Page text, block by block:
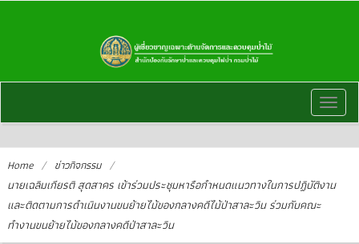
Home / ข่าวกิจกรรม /
นายเฉลิมเกียรติ สุดสาคร เข้าร่วมประชุมหารือกำหนดแนวทางในการปฏิบัติงาน
และติดตามการดำเนินงานขนย้ายไม้ของกลางคดีไม้ป่าสาละวิน ร่วมกับคณะ
ทำงานขนย้ายไม้ของกลางคดีป่าสาละวิน